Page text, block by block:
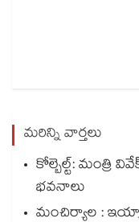
మరిన్ని వార్తలు
కోల్బెల్ట్: మంత్రి
భవనాలు
మంచిర్యాల :